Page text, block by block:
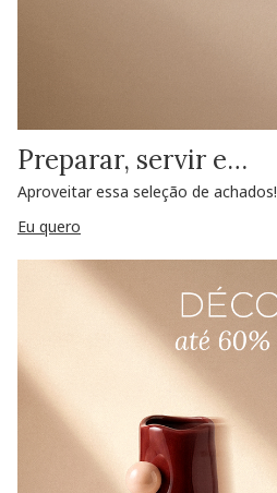
Preparar, servir e…
Aproveitar essa seleção de achados!
Eu quero